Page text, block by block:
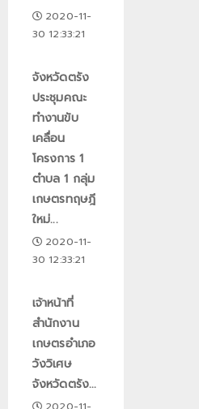
2020-11-
30 12:33:21
จังหวัดตรัง
ประชุมคณะ
ทำงานขับ
เคลื่อน
โครงการ 1
ตำบล 1 กลุ่ม
เกษตรทฤษฎี
ใหม่...
2020-11-
30 12:33:21
เจ้าหน้าที่
สำนักงาน
เกษตรอำเภอ
วังวิเศษ
จังหวัดตรัง...